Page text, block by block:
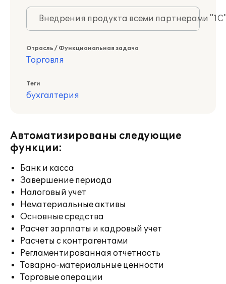
Внедрения продукта всеми партнерами
Отрасль / Функциональная задача
Торговля
Теги
бухгалтерия
Автоматизированы следующие
функции:
Банк и касса
Завершение периода
Налоговый учет
Нематериальные активы
Основные средства
Расчет зарплаты и кадровый учет
Расчеты с контрагентами
Регламентированная отчетность
Товарно-материальные ценности
Торговые операции